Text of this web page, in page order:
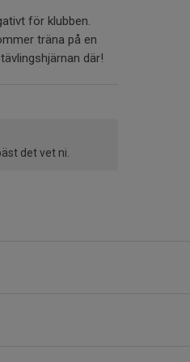
för klubben.
träna på en
där!
det vet ni.